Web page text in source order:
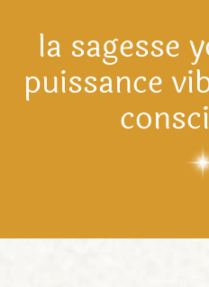
la sagesse
puissance